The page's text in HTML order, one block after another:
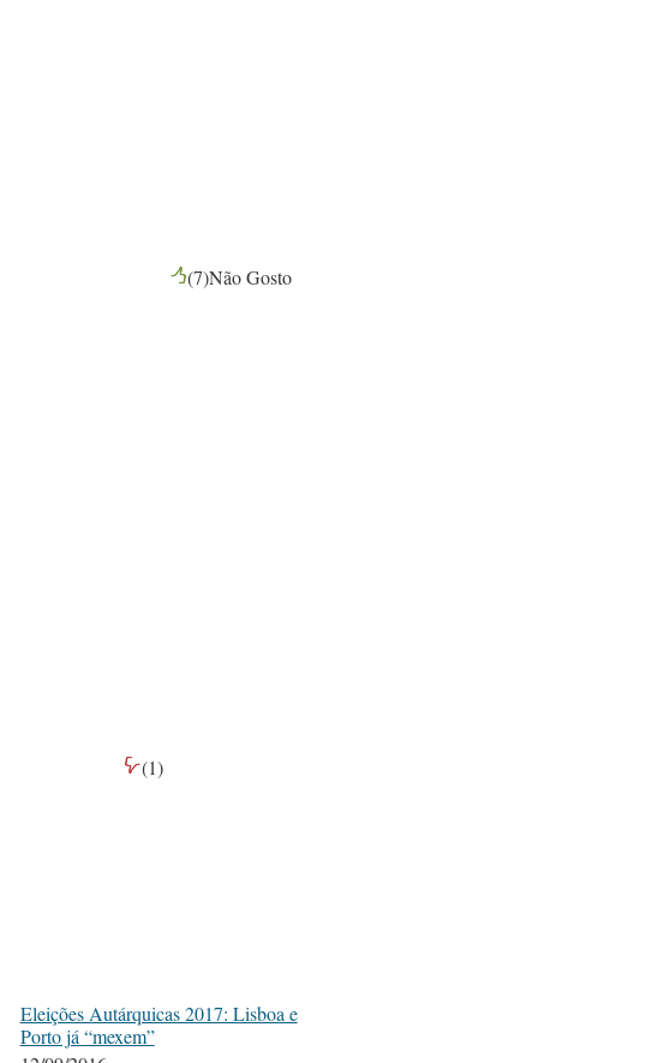
(7)Não Gosto
(1)
Eleições Autárquicas 2017: Lisboa e
Porto já “mexem”